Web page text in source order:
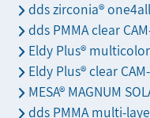
dds zirconia®
dds PMMA clear
Eldy Plus®
Eldy Plus® clear
MESA® MAGNUM
dds PMMA multi-